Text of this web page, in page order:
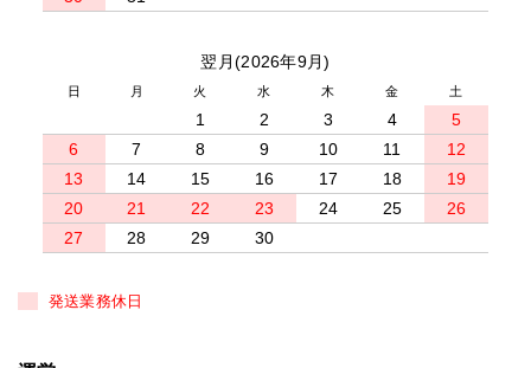
翌月(2026年9月)
日 月 火 水 木 金 土
1 2 3 4
5
6
7 8 9 10 11
12
13
14 15 16 17 18
19
20
21 22 23 24 25
26
27
28 29 30
発送業務休日